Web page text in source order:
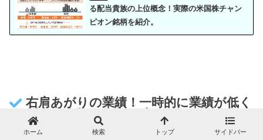
る配当貴族の上位概念！実際の米国株チャン
ピオン銘柄を紹介。
右肩あがりの業績！一時的に業績が低く
割安な今年が仕込み時！？
ホーム 検索 トップ サイドバー